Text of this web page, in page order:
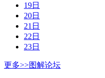
19日
20日
21日
22日
23日
更多>>图解论坛